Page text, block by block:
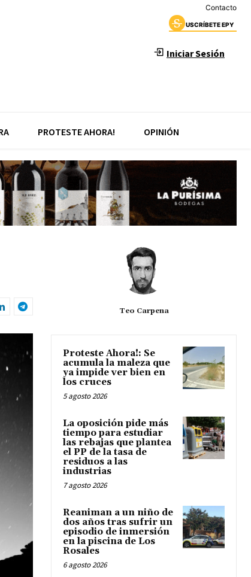
Contacto
USCRÍBETE EPY
Iniciar Sesión
PROTESTE AHORA! OPINIÓN
Teo Carpena
Proteste Ahora!: Se
acumula la maleza que
ya impide ver bien en
los cruces
5 agosto 2026
La oposición pide más
tiempo para estudiar
las rebajas que plantea
el PP de la tasa de
residuos a las
industrias
7 agosto 2026
Reaniman a un niño de
dos años tras sufrir un
episodio de inmersión
en la piscina de Los
Rosales
6 agosto 2026